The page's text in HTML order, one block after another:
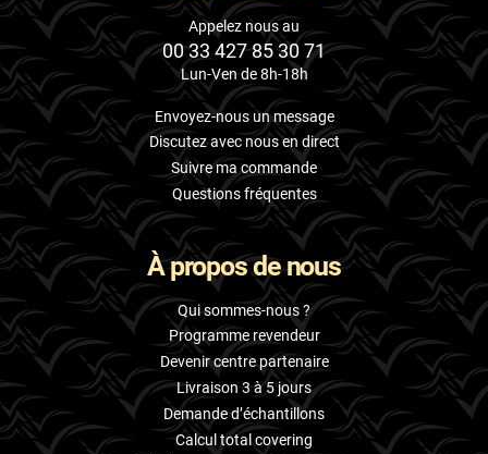
Appelez nous au
00 33 427 85 30 71
Lun-Ven de 8h-18h
Envoyez-nous un message
Discutez avec nous en direct
Suivre ma commande
Questions fréquentes
À propos de nous
Qui sommes-nous ?
Programme revendeur
Devenir centre partenaire
Livraison 3 à 5 jours
Demande d’échantillons
Calcul total covering